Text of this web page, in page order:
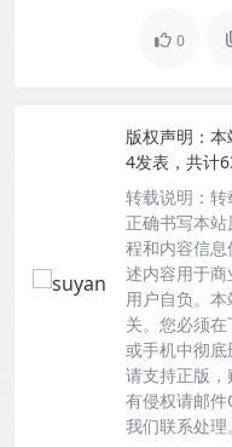
0
版权声明： 本
4发表，共计
转载说明： 转
正确书写本
程和内容信
述内容用于
用户自负。
关。您必须
或手机中彻底
请支持正版
有侵权请邮
我们联系处理